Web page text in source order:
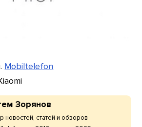
Mobiltelefon
Зорянов
новостей, статей и обзоров